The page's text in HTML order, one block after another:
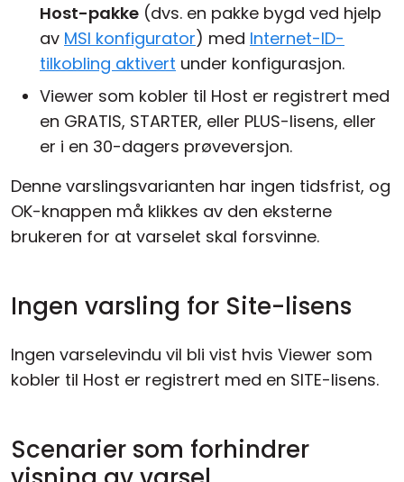
Host-pakke (dvs. en pakke bygd ved hjelp
av MSI konfigurator) med Internet-ID-
tilkobling aktivert under konfigurasjon.
Viewer som kobler til Host er registrert med
en GRATIS, STARTER, eller PLUS-lisens, eller
er i en 30-dagers prøveversjon.
Denne varslingsvarianten har ingen tidsfrist, og
OK-knappen må klikkes av den eksterne
brukeren for at varselet skal forsvinne.
Ingen varsling for Site-lisens
Ingen varselevindu vil bli vist hvis Viewer som
kobler til Host er registrert med en SITE-lisens.
Scenarier som forhindrer